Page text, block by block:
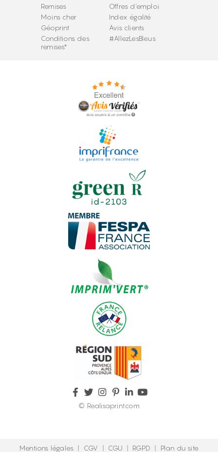
Remises
Moins cher
Géoprint
Conditions des
remises*
Offres d'emploi
Index égalité
Avis clients
#AllezLesBleus
© Realisaprint.com
Mentions légales | CGV | CGU | RGPD | Plan du site